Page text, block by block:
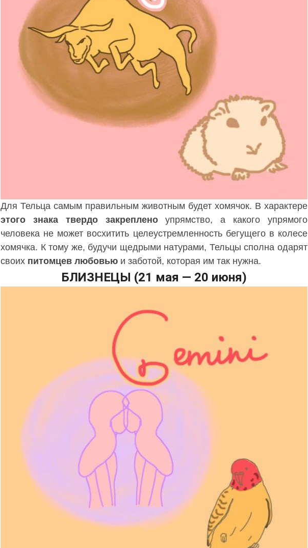
Для Тельца самым правильным животным будет хомячок. В характере
этого знака твердо
закрепленоупрямство, а какого упрямого
человека не может восхитить целеустремленность бегущего в колесе
хомячка. К тому же, будучи щедрыми натурами, Тельцы сполна одарят
своих питомцев любовью и заботой, которая им так нужна.
БЛИЗНЕЦЫ (21 мая — 20 июня)